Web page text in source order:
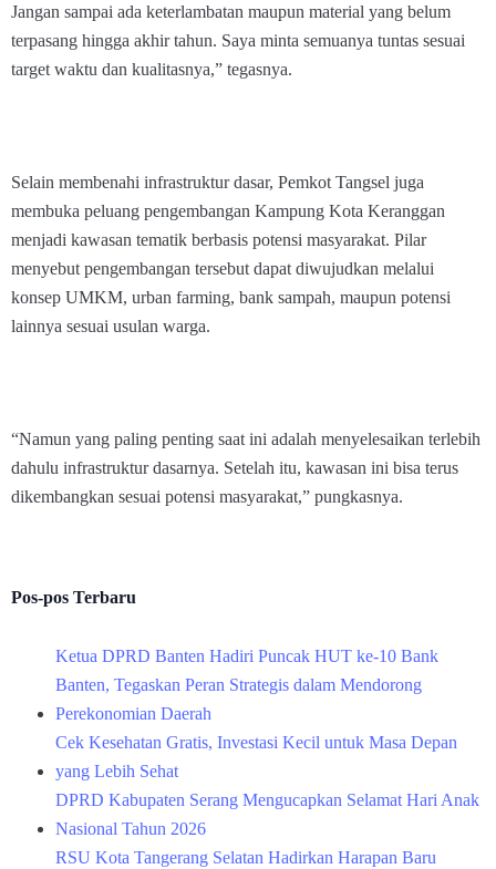
Jangan sampai ada keterlambatan maupun material yang belum
terpasang hingga akhir tahun. Saya minta semuanya tuntas sesuai
target waktu dan kualitasnya,” tegasnya.
Selain membenahi infrastruktur dasar, Pemkot Tangsel juga
membuka peluang pengembangan Kampung Kota Keranggan
menjadi kawasan tematik berbasis potensi masyarakat. Pilar
menyebut pengembangan tersebut dapat diwujudkan melalui
konsep UMKM, urban farming, bank sampah, maupun potensi
lainnya sesuai usulan warga.
“Namun yang paling penting saat ini adalah menyelesaikan terlebih
dahulu infrastruktur dasarnya. Setelah itu, kawasan ini bisa terus
dikembangkan sesuai potensi masyarakat,” pungkasnya.
Pos-pos Terbaru
Ketua DPRD Banten Hadiri Puncak HUT ke-10 Bank
Banten, Tegaskan Peran Strategis dalam Mendorong
Perekonomian Daerah
Cek Kesehatan Gratis, Investasi Kecil untuk Masa Depan
yang Lebih Sehat
DPRD Kabupaten Serang Mengucapkan Selamat Hari Anak
Nasional Tahun 2026
RSU Kota Tangerang Selatan Hadirkan Harapan Baru